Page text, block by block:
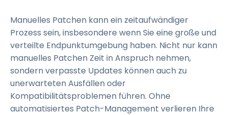
Manuelles Patchen kann ein zeitaufwändiger
Prozess sein, insbesondere wenn Sie eine große und
verteilte Endpunktumgebung haben. Nicht nur kann
manuelles Patchen Zeit in Anspruch nehmen,
sondern verpasste Updates können auch zu
unerwarteten Ausfällen oder
Kompatibilitätsproblemen führen. Ohne
automatisiertes Patch-Management verlieren Ihre